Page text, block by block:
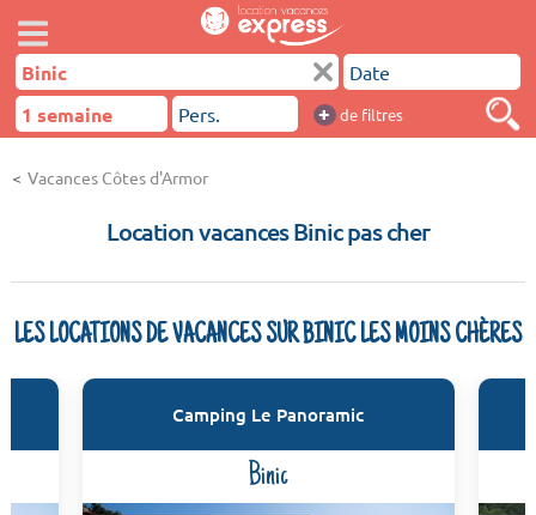
+ de filtres
Vacances Côtes d'Armor
Location vacances Binic pas cher
LES LOCATIONS DE VACANCES SUR BINIC LES MOINS CHÈRES
Camping Le Panoramic
Binic